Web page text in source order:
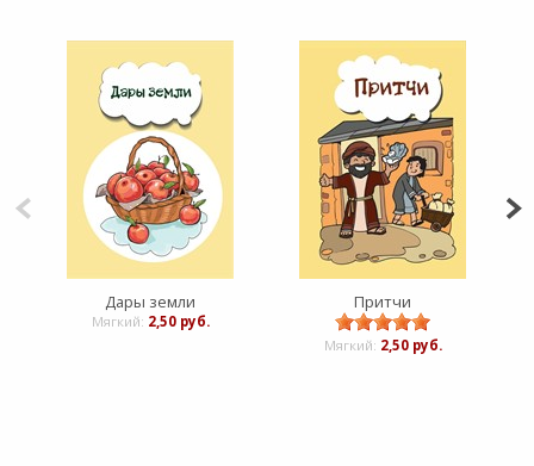
Дары земли
Мягкий: 2,50 руб.
Притчи
Мягкий: 2,50 руб.